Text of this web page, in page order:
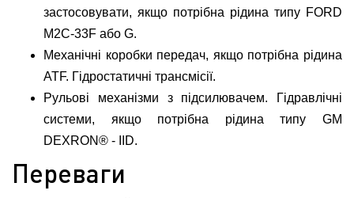
застосовувати, якщо потрібна рідина типу FORD
M2C-33F або G.
Механічні коробки передач, якщо потрібна рідина
ATF. Гідростатичні трансмісії.
Рульові механізми з підсилювачем. Гідравлічні
системи, якщо потрібна рідина типу GM
DEXRON® - IID.
Переваги